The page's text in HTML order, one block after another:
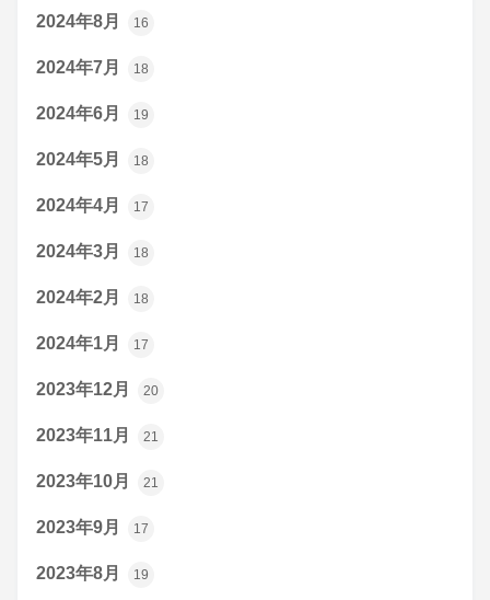
2024年8月 16
2024年7月 18
2024年6月 19
2024年5月 18
2024年4月 17
2024年3月 18
2024年2月 18
2024年1月 17
2023年12月 20
2023年11月 21
2023年10月 21
2023年9月 17
2023年8月 19